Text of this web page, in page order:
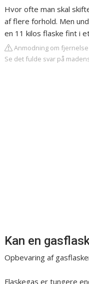
Hvor ofte man skal
af flere forhold. Men
en 11 kilos flaske fint i
Anmodning om fjernelse
Se det fulde svar på
Kan en
Opbevaring af
Flaskegas er tungere